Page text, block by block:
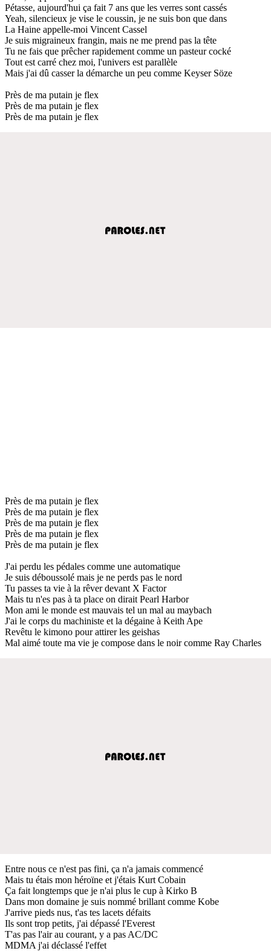
Pétasse, aujourd'hui ça fait 7 ans que les verres sont cassés
Yeah, silencieux je vise le coussin, je ne suis bon que dans
La Haine appelle-moi Vincent Cassel
Je suis migraineux frangin, mais ne me prend pas la tête
Tu ne fais que prêcher rapidement comme un pasteur cocké
Tout est carré chez moi, l'univers est parallèle
Mais j'ai dû casser la démarche un peu comme Keyser Söze
Près de ma putain je flex
Près de ma putain je flex
Près de ma putain je flex
Près de ma putain je flex
Près de ma putain je flex
Près de ma putain je flex
Près de ma putain je flex
Près de ma putain je flex
J'ai perdu les pédales comme une automatique
Je suis déboussolé mais je ne perds pas le nord
Tu passes ta vie à la rêver devant X Factor
Mais tu n'es pas à ta place on dirait Pearl Harbor
Mon ami le monde est mauvais tel un mal au maybach
J'ai le corps du machiniste et la dégaine à Keith Ape
Revêtu le kimono pour attirer les geishas
Mal aimé toute ma vie je compose dans le noir comme Ray Charles
Entre nous ce n'est pas fini, ça n'a jamais commencé
Mais tu étais mon héroïne et j'étais Kurt Cobain
Ça fait longtemps que je n'ai plus le cup à Kirko B
Dans mon domaine je suis nommé brillant comme Kobe
J'arrive pieds nus, t'as tes lacets défaits
Ils sont trop petits, j'ai dépassé l'Everest
T'as pas l'air au courant, y a pas AC/DC
MDMA j'ai déclassé l'effet